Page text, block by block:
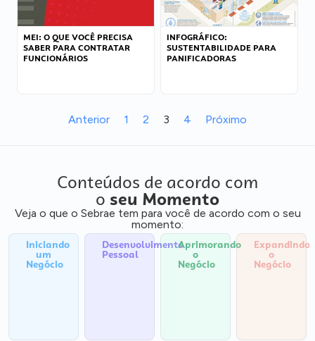
MEI: O QUE VOCÊ PRECISA
SABER PARA CONTRATAR
FUNCIONÁRIOS
INFOGRÁFICO:
SUSTENTABILIDADE PARA
PANIFICADORAS
Anterior 1 2 3 4 Próximo
Conteúdos de acordo com
o seu Momento
Veja o que o Sebrae tem para você de acordo com o seu
momento:
Iniciando
um
Negócio
Desenvolvimento
Pessoal
Aprimorando
o
Negócio
Expandindo
o
Negócio